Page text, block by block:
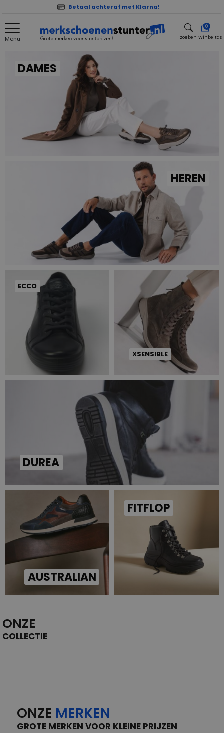
Betaal achteraf met Klarna!
Menu zoeken
0
Winkeltas
DAMES
HEREN
ECCO
XSENSIBLE
DUREA
AUSTRALIAN
FITFLOP
ONZE
COLLECTIE
ONZE MERKEN
GROTE MERKEN VOOR KLEINE PRIJZEN